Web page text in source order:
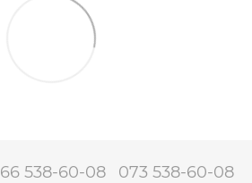
538-60-08 073 538-60-08